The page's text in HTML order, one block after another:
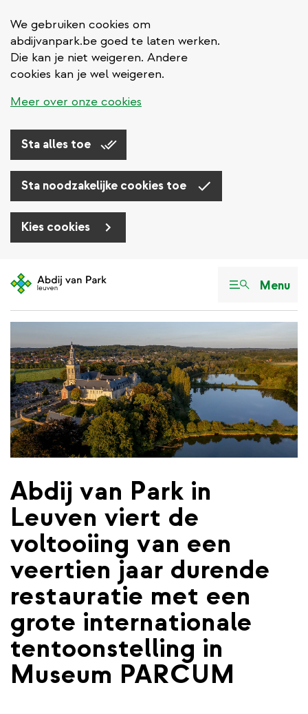
We gebruiken cookies om
abdijvanpark.be goed te laten werken.
Die kan je niet weigeren. Andere
cookies kan je wel weigeren.
Meer over onze cookies
Sta alles toe
Sta noodzakelijke cookies toe
Kies cookies
en
de
gaan
Menu
Abdij van Park in
Leuven viert de
voltooiing van een
veertien jaar durende
restauratie met een
grote internationale
tentoonstelling in
Museum PARCUM